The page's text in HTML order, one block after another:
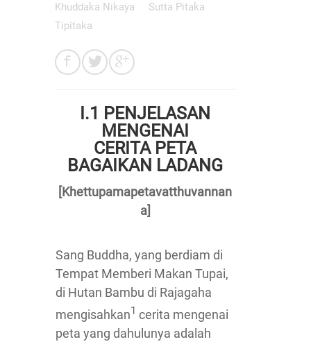
Khuddaka Nikaya
Sutta Pitaka
Tipitaka
I.1 PENJELASAN
MENGENAI
CERITA PETA
BAGAIKAN LADANG
[Khettupamapetavatthuvannan
a]
Sang Buddha, yang berdiam di
Tempat Memberi Makan Tupai,
di Hutan Bambu di Rajagaha
mengisahkan1 cerita mengenai
peta yang dahulunya adalah